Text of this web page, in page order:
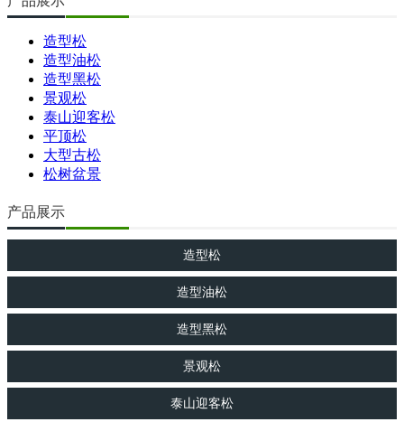
造型松
造型油松
造型黑松
景观松
泰山迎客松
平顶松
大型古松
松树盆景
产品展示
造型松
造型油松
造型黑松
景观松
泰山迎客松